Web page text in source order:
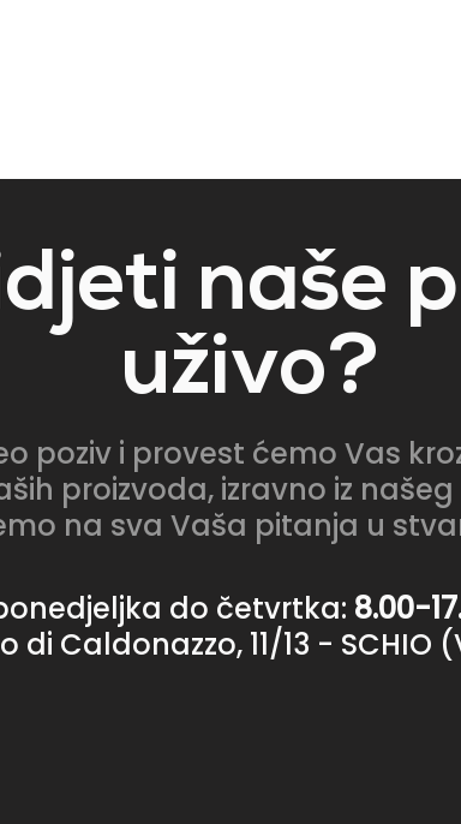
naše
uživo?
poziv i provest ćemo Vas
proizvoda, izravno iz
na sva Vaša pitanja u
do četvrtka: 8.00-
di Caldonazzo, 11/13 - SCHIO